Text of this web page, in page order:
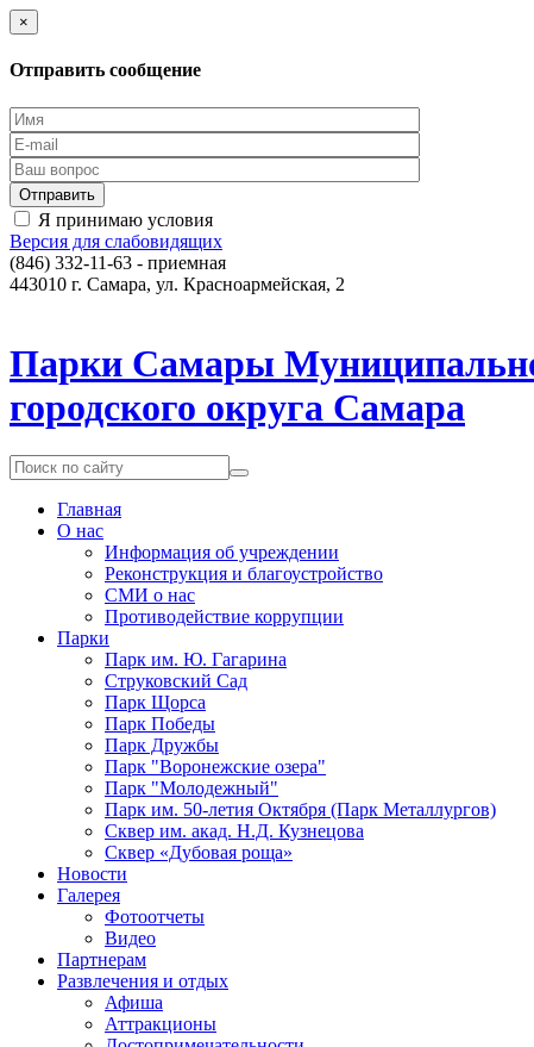
×
Отправить сообщение
Я принимаю условия
Версия для слабовидящих
(846) 332-11-63 - приемная
443010 г. Самара, ул. Красноармейская, 2
Парки Самары
городского округа Самара
Главная
О нас
Информация об учреждении
Реконструкция и благоустройство
СМИ о нас
Противодействие коррупции
Парки
Парк им. Ю. Гагарина
Струковский Сад
Парк Щорса
Парк Победы
Парк Дружбы
Парк "Воронежские озера"
Парк "Молодежный"
Парк им. 50-летия Октября (Парк Металлургов)
Сквер им. акад. Н.Д. Кузнецова
Сквер «Дубовая роща»
Новости
Галерея
Фотоотчеты
Видео
Партнерам
Развлечения и отдых
Афиша
Аттракционы